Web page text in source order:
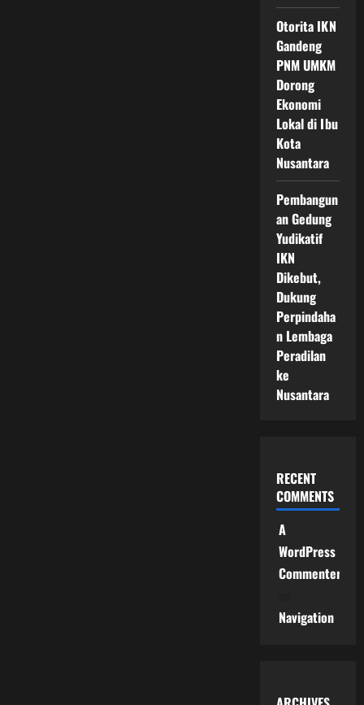
Otorita IKN
Gandeng
PNM UMKM
Dorong
Ekonomi
Lokal di Ibu
Kota
Nusantara
Pembangun
an Gedung
Yudikatif
IKN
Dikebut,
Dukung
Perpindaha
n Lembaga
Peradilan
ke
Nusantara
RECENT
COMMENTS
A
WordPress
Commenter
Navigation